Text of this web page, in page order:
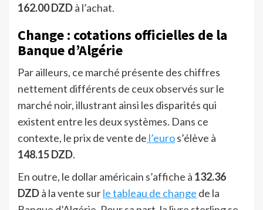
162.00 DZDà l’achat.
Change : cotations officielles de la
Banque d’Algérie
Par ailleurs, ce marché présente des chiffres
nettement différents de ceux observés sur le
marché noir, illustrant ainsi les disparités qui
existent entre les deux systèmes. Dans ce
contexte, le prix de vente de l’euros’élève à
148.15 DZD.
En outre, le dollar américain s’affiche à 132.36
DZDà la vente surle tableau de change de la